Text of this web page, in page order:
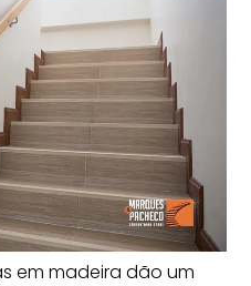
em madeira dão um